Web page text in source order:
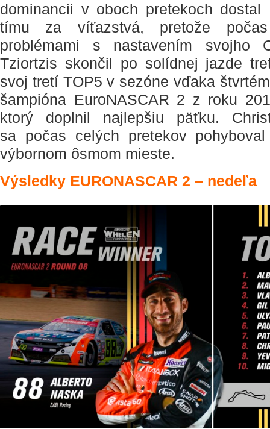
dominancii v oboch pretekoch dostal
tímu za víťazstvá, pretože
problémami s nastavením svojho
Tziortzis skončil po solídnej jazde
svoj tretí TOP5 v sezóne vďaka
šampióna EuroNASCAR 2 z roku
ktorý doplnil najlepšiu päťku.
sa počas celých pretekov
výbornom ôsmom mieste.
Výsledky EURONASCAR 2 – nedeľa